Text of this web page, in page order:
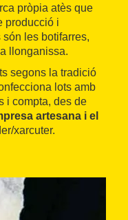
pròpia atès que
producció i
les botifarres,
llonganissa.
segons la tradició
lots amb
i compta, des de
artesana i el
xarcuter.